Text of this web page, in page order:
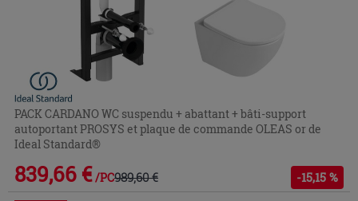
PACK CARDANO WC suspendu + abattant + bâti-support
autoportant PROSYS et plaque de commande OLEAS or de
Ideal Standard®
839,66 € /PC989,60 € -15,15 %